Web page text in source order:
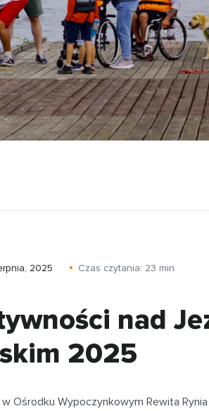
2025 Czas czytania: 23 min
nad
2025
Ośrodku Wypoczynkowym Rewita